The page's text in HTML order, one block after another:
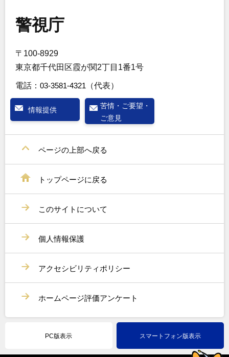
警視庁
〒100-8929
東京都千代田区霞が関2丁目1番1号
電話： 03-3581-4321 （代表）
情報提供
苦情・ご要望・
ご意見
ページの上部へ戻る
トップページに戻る
このサイトについて
個人情報保護
アクセシビリティポリシー
ホームページ評価アンケート
PC版表示 スマートフォン版表示